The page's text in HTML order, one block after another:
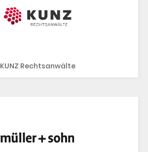
KUNZ Rechtsanwälte